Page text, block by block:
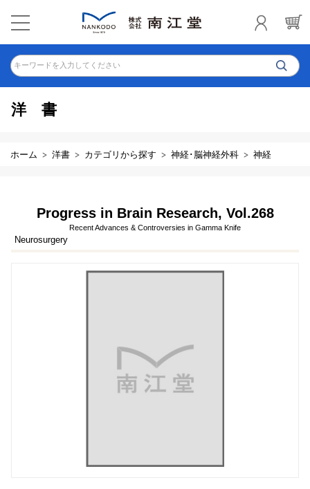
キーワードを入力してください
洋書
ホーム 洋書 カテゴリから探す 神経･脳神経外科 神経
Progress in Brain Research, Vol.268
Recent Advances & Controversies in Gamma Knife
Neurosurgery